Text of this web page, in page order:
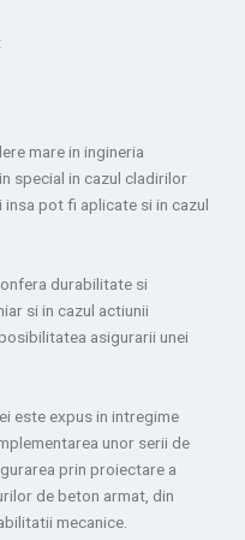
mare in ingineria
special in cazul cladirilor
pot fi aplicate si in cazul
durabilitate si
si in cazul actiunii
asigurarii unei
este expus in intregime
unor serii de
prin proiectare a
de beton armat, din
mecanice.